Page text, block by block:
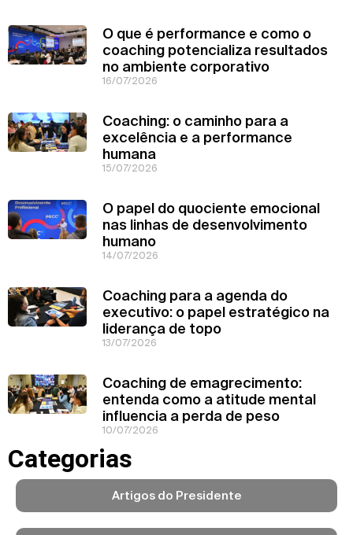
O que é performance e como o
coaching potencializa resultados
no ambiente corporativo
16/07/2026
Coaching: o caminho para a
excelência e a performance
humana
15/07/2026
O papel do quociente emocional
nas linhas de desenvolvimento
humano
14/07/2026
Coaching para a agenda do
executivo: o papel estratégico na
liderança de topo
13/07/2026
Coaching de emagrecimento:
entenda como a atitude mental
influencia a perda de peso
10/07/2026
Categorias
Artigos do Presidente